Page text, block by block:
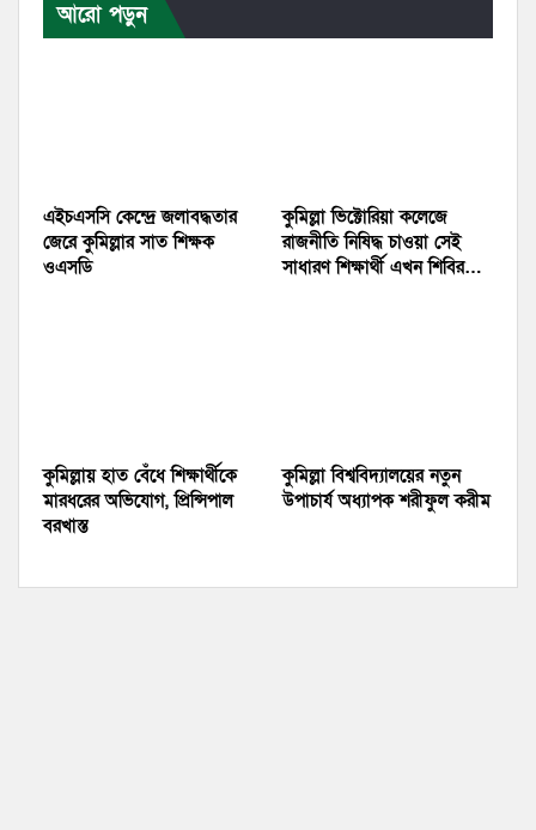
আরো পড়ুন
এইচএসসি কেন্দ্রে জলাবদ্ধতার
জেরে কুমিল্লার সাত শিক্ষক
ওএসডি
কুমিল্লা ভিক্টোরিয়া কলেজে
রাজনীতি নিষিদ্ধ চাওয়া সেই
সাধারণ শিক্ষার্থী এখন শিবির…
কুমিল্লায় হাত বেঁধে শিক্ষার্থীকে
মারধরের অভিযোগ, প্রিন্সিপাল
বরখাস্ত
কুমিল্লা বিশ্ববিদ্যালয়ের নতুন
উপাচার্য অধ্যাপক শরীফুল করীম